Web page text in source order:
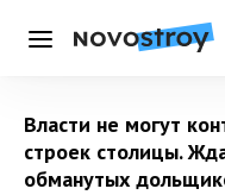
Меню
Власти не могут
строек столицы.
обманутых